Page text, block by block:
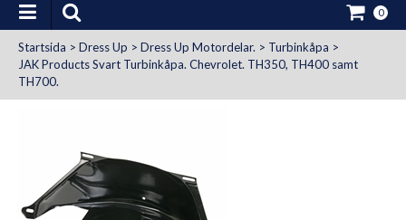
0
Uttag
Startsida > Dress Up > Dress Up Motordelar. > Turbinkåpa >
JAK Products Svart Turbinkåpa. Chevrolet. TH350, TH400 samt
TH700.